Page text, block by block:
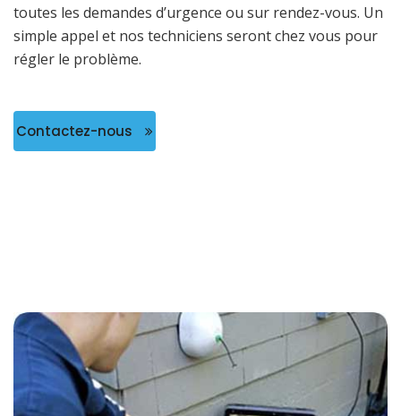
toutes les demandes d’urgence ou sur rendez-vous. Un
simple appel et nos techniciens seront chez vous pour
régler le problème.
Contactez-nous